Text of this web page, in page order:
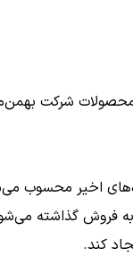
اخیر محسوب
فروش گذاشته
کند.